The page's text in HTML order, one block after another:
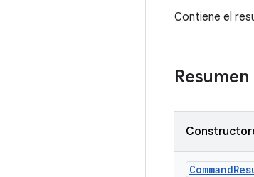
Contiene el
Resumen
Command